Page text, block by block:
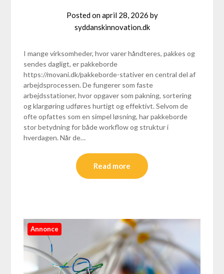
Posted onapril 28, 2026 by
syddanskinnovation.dk
I mange virksomheder, hvor varer håndteres, pakkes og
sendes dagligt, er pakkeborde
https://movani.dk/pakkeborde-stativer en central del af
arbejdsprocessen. De fungerer som faste
arbejdsstationer, hvor opgaver som pakning, sortering
og klargøring udføres hurtigt og effektivt. Selvom de
ofte opfattes som en simpel løsning, har pakkeborde
stor betydning for både workflow og struktur i
hverdagen. Når de…
Read more
Annonce